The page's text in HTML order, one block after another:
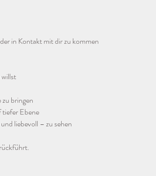
in Kontakt mit dir zu kommen
bringen
Ebene
liebevoll – zu sehen